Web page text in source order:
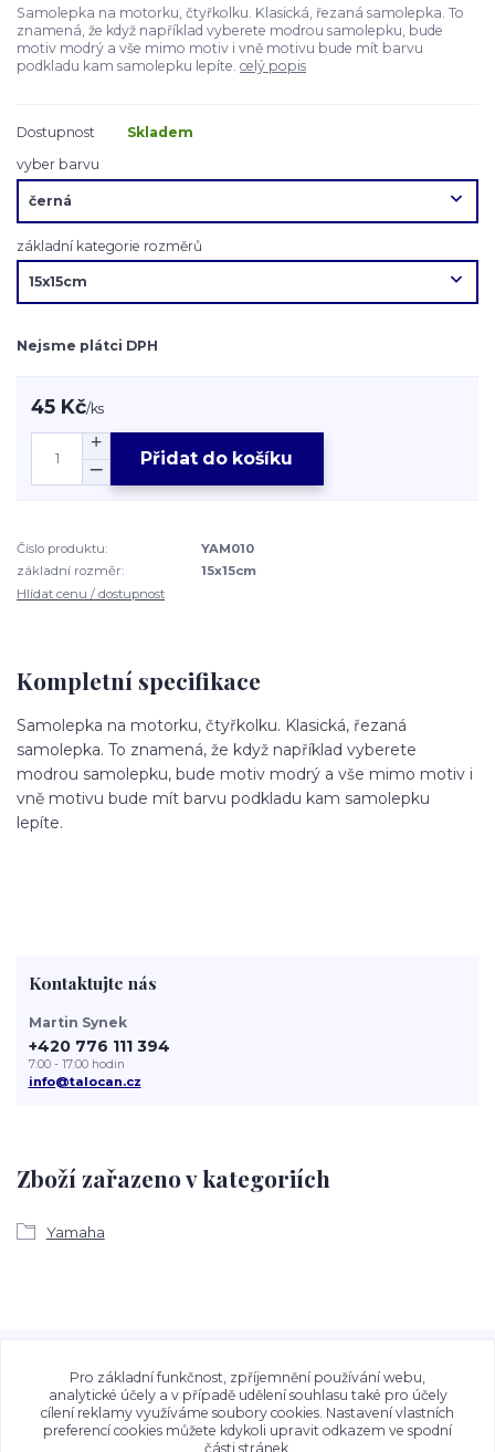
Samolepka na motorku, čtyřkolku. Klasická, řezaná samolepka. To
znamená, že když například vyberete modrou samolepku, bude
motiv modrý a vše mimo motiv i vně motivu bude mít barvu
podkladu kam samolepku lepíte. celý popis
Dostupnost
Skladem
vyber barvu
základní kategorie rozměrů
Nejsme plátci DPH
45 Kč/ks
Přidat do košíku
Číslo produktu:
YAM010
základní rozměr:
15x15cm
Hlídat cenu / dostupnost
Kompletní specifikace
Samolepka na motorku, čtyřkolku. Klasická, řezaná
samolepka. To znamená, že když například vyberete
modrou samolepku, bude motiv modrý a vše mimo motiv i
vně motivu bude mít barvu podkladu kam samolepku
lepíte.
Zboží zařazeno v kategoriích
Yamaha
Kontaktujte nás
Martin Synek
+420 776 111 394
7:00 - 17:00 hodin
info@talocan.cz
obsah zveřejněný na stránkách Talocan.cz a
CeskeSamolepky.cz jsou chráněny autorským právem. Jejich
použití bez předchozího písemného souhlasu provozovatele
je zakázáno.
Pro základní funkčnost, zpříjemnění používání webu,
analytické účely a v případě udělení souhlasu také pro účely
cílení reklamy využíváme soubory cookies. Nastavení vlastních
preferencí cookies můžete kdykoli upravit odkazem ve spodní
části stránek.